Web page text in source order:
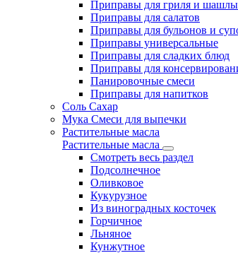
Приправы для гриля и
Приправы для салатов
Приправы для бульонов и
Приправы универсальные
Приправы для сладких блюд
Приправы для
Панировочные смеси
Приправы для напитков
Соль Сахар
Мука Смеси для выпечки
Растительные масла
Растительные масла
Смотреть весь раздел
Подсолнечное
Оливковое
Кукурузное
Из виноградных косточек
Горчичное
Льняное
Кунжутное